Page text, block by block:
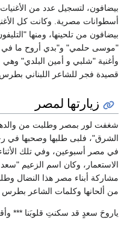
بيضافون، لتسجيل عدد من
أسطوانات مصرية. وكانت كل
بيضافون من تلحينها، ومنها
"موسى حلمي" و"بدي أروح ما في
وأغنية "شلبي و أمين البلدي"
قصيدة فجر للشاعر اللبناني
زيارتها لمصر
شغفت لور بمصر وطلبت من والدها
في مصر أسبوعين، وفي تلك
الاستعمار، وكان اسم الزعيم
مشاركة أبناء مصر هذا النضال
من ألحانها وكلمات الشاعر
ياروحَ سعدٍ قد سكنتِ قلوبَنا ***